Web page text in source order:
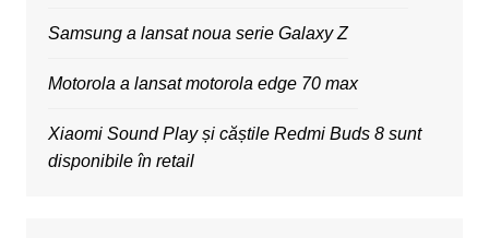
Samsung a lansat noua serie Galaxy Z
Motorola a lansat motorola edge 70 max
Xiaomi Sound Play și căștile Redmi Buds 8 sunt
disponibile în retail